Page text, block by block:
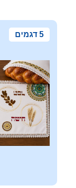
5 דגמים